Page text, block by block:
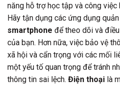
năng hỗ trợ học tập và công
Hãy tận dụng các ứng dụng
smartphone để theo dõi và
của bạn. Hơn nữa, việc bảo vệ
xã hội và cẩn trọng với các mối
một yếu tố quan trọng để tránh
thông tin sai lệch. Điện thoại là